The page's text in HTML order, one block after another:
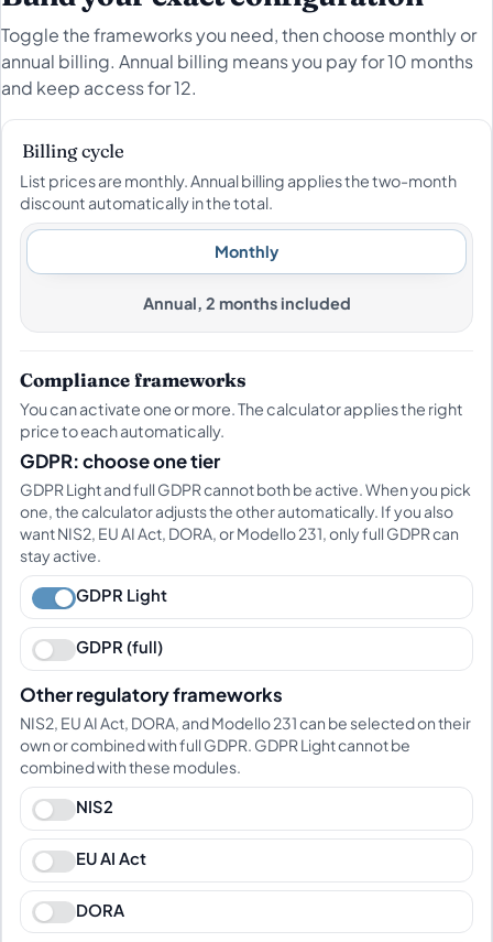
Toggle the frameworks you need, then choose monthly or
annual billing. Annual billing means you pay for 10 months
and keep access for 12.
Billing cycle
List prices are monthly. Annual billing applies the two-month
discount automatically in the total.
Monthly
Annual, 2 months included
Compliance frameworks
You can activate one or more. The calculator applies the right
price to each automatically.
GDPR: choose one tier
GDPR Light and full GDPR cannot both be active. When you pick
one, the calculator adjusts the other automatically. If you also
want NIS2, EU AI Act, DORA, or Modello 231, only full GDPR can
stay active.
GDPR Light
GDPR (full)
Other regulatory frameworks
NIS2, EU AI Act, DORA, and Modello 231 can be selected on their
own or combined with full GDPR. GDPR Light cannot be
combined with these modules.
NIS2
EU AI Act
DORA